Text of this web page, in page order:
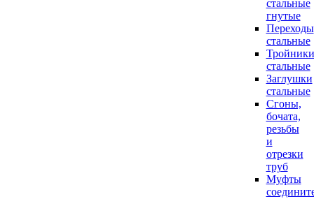
стальные
гнутые
Переходы
стальные
Тройники
стальные
Заглушки
стальные
Сгоны,
бочата,
резьбы
и
отрезки
труб
Муфты